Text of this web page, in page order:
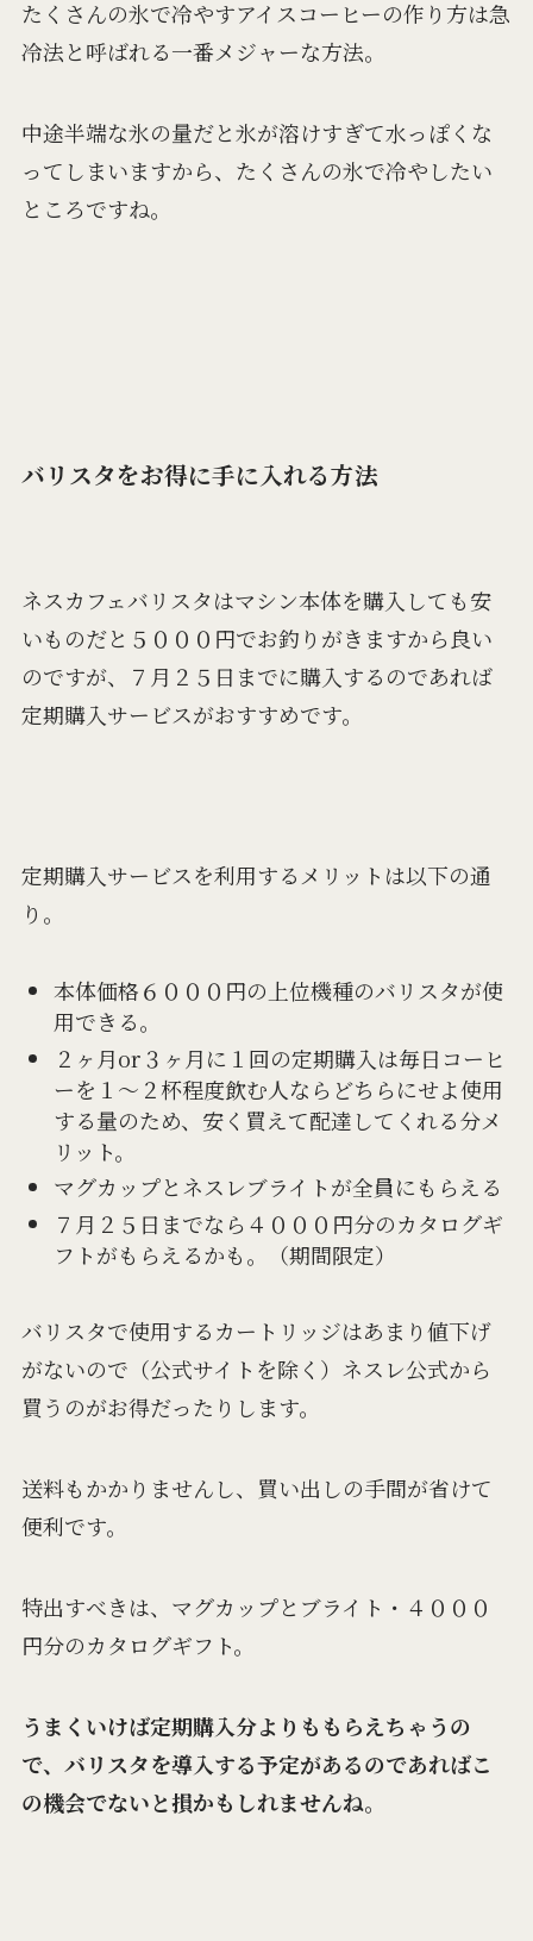
たくさんの氷で冷やすアイスコーヒーの作り方は急
冷法と呼ばれる一番メジャーな方法。
中途半端な氷の量だと氷が溶けすぎて水っぽくな
ってしまいますから、たくさんの氷で冷やしたい
ところですね。
バリスタをお得に手に入れる方法
ネスカフェバリスタはマシン本体を購入しても安
いものだと５０００円でお釣りがきますから良い
のですが、７月２５日までに購入するのであれば
定期購入サービスがおすすめです。
定期購入サービスを利用するメリットは以下の通
り。
本体価格６０００円の上位機種のバリスタが使
用できる。
２ヶ月or３ヶ月に１回の定期購入は毎日コーヒ
ーを１～２杯程度飲む人ならどちらにせよ使用
する量のため、安く買えて配達してくれる分メ
リット。
マグカップとネスレブライトが全員にもらえる
７月２５日までなら４０００円分のカタログギ
フトがもらえるかも。（期間限定）
バリスタで使用するカートリッジはあまり値下げ
がないので（公式サイトを除く）ネスレ公式から
買うのがお得だったりします。
送料もかかりませんし、買い出しの手間が省けて
便利です。
特出すべきは、マグカップとブライト・４０００
円分のカタログギフト。
うまくいけば定期購入分よりももらえちゃうの
で、バリスタを導入する予定があるのであればこ
の機会でないと損かもしれませんね。